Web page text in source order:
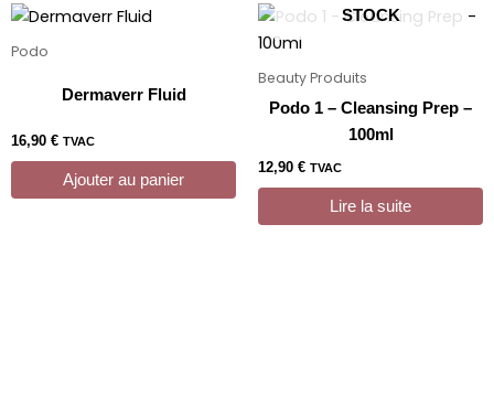
Podo
Dermaverr Fluid
16,90 € TVAC
Ajouter au panier
STOCK
Beauty Produits
Podo 1 – Cleansing Prep –
100ml
12,90 € TVAC
Lire la suite